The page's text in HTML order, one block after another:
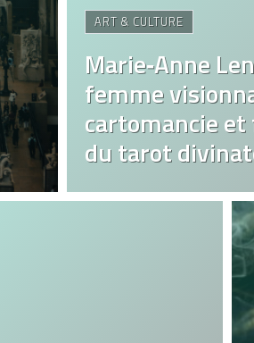
ART & CULTURE
Marie‑Anne
femme
cartomancie
du tarot